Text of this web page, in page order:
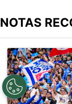
NOTAS
Un artículo de